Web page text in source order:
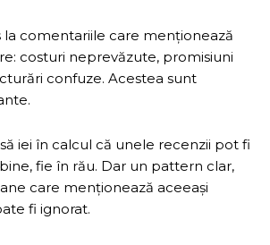
la comentariile care menționează
costuri neprevăzute, promisiuni
confuze. Acestea sunt
iei în calcul că unele recenzii pot fi
fie în rău. Dar un pattern clar,
care menționează aceeași
fi ignorat.